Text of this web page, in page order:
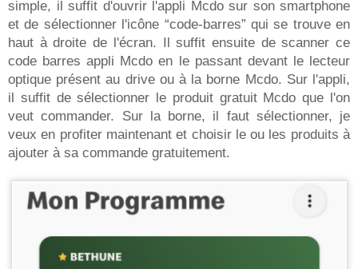
simple, il suffit d'ouvrir l'appli Mcdo sur son smartphone
et de sélectionner l'icône “code-barres” qui se trouve en
haut à droite de l'écran. Il suffit ensuite de scanner ce
code barres appli Mcdo en le passant devant le lecteur
optique présent au drive ou à la borne Mcdo. Sur l'appli,
il suffit de sélectionner le produit gratuit Mcdo que l'on
veut commander. Sur la borne, il faut sélectionner, je
veux en profiter maintenant et choisir le ou les produits à
ajouter à sa commande gratuitement.